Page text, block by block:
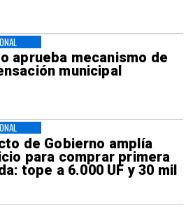
aprueba mecanismo de
municipal
de Gobierno amplía
para comprar primera
tope a 6.000 UF y 30 mil